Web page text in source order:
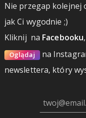
Nie przegap kolejnej
jak Ci wygodnie ;)
Kliknij na Facebooku
Oglądaj na
newslettera, który